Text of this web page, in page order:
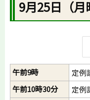
9月25日（月
午前9時
定例
午前10時30分
定例